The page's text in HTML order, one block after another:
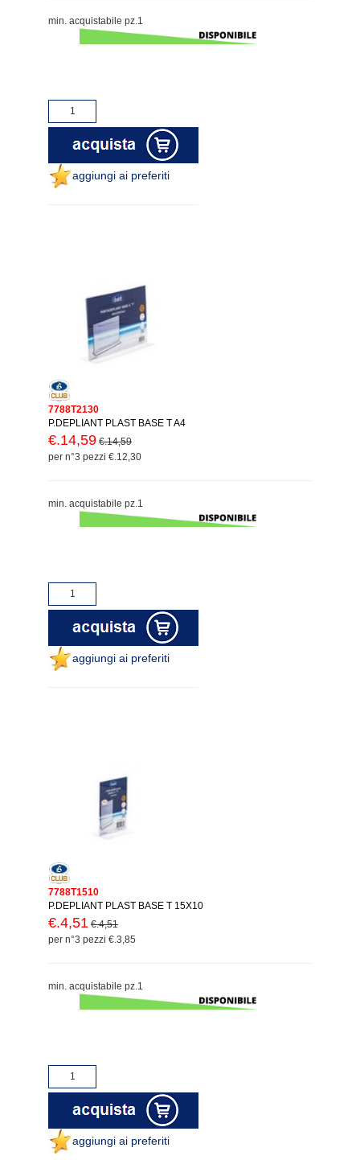
min. acquistabile pz.1
aggiungi ai preferiti
7788T2130
P.DEPLIANT PLAST BASE T A4
€.14,59 €.14,59
per n°3 pezzi €.12,30
min. acquistabile pz.1
aggiungi ai preferiti
7788T1510
P.DEPLIANT PLAST BASE T 15X10
€.4,51 €.4,51
per n°3 pezzi €.3,85
min. acquistabile pz.1
aggiungi ai preferiti